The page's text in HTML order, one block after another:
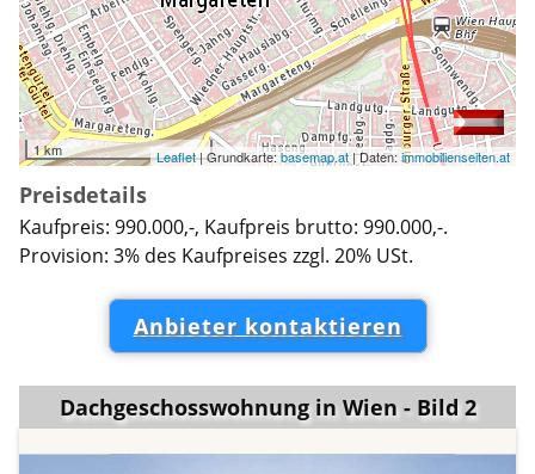
1 km Leaflet| Grundkarte:basemap.at| Daten:immobilienseiten.at
Preisdetails
Kaufpreis: 990.000,-, Kaufpreis brutto: 990.000,-.
Provision: 3% des Kaufpreises zzgl. 20% USt.
Anbieter kontaktieren
Dachgeschosswohnung in Wien - Bild 2